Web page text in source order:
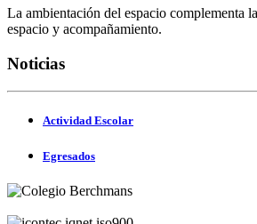
La ambientación del espacio complementa
espacio y acompañamiento.
Noticias
Actividad Escolar
Egresados